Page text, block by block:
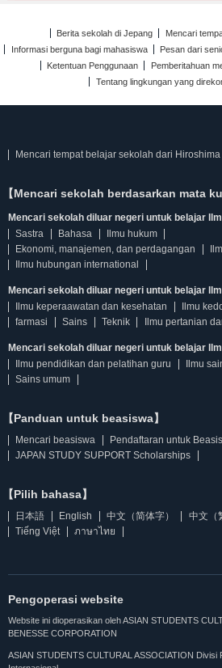
Berita sekolah di Jepang
Mencari
Informasi berguna bagi mahasiswa
Pesan dari
Ketentuan Penggunaan
Pemberitahuan
Tentang lingkungan yang
Mencari tempat belajar sekolah dari
【Mencari sekolah berdasarkan mata
Mencari sekolah diluar negeri untuk belajar
Sastra
Bahasa
Ilmu hukum
Ekonomi, manajemen, dan perdagangan
Ilmu hubungan international
Mencari sekolah diluar negeri untuk belajar
Ilmu keperaawatan dan kesehatan
Ilmu
farmasi
Sains Teknik Ilmu pertanian
Mencari sekolah diluar negeri untuk belajar
Ilmu pendidikan dan pelatihan guru
Ilmu
Sains umum
【Panduan untuk beasiswa】
Mencari beasiswa
Pendaftaran untuk
JAPAN STUDY SUPPORT Scholarships
【Pilih bahasa】
日本語 English 中文（简体字） 中文（
Tiếng Việt
ภาษาไทย
Pengoperasi website
Website ini dioperasikan oleh ASIAN STUDENTS
BENESSE CORPORATION
ASIAN STUDENTS CULTURAL ASSOCIATION Divisi